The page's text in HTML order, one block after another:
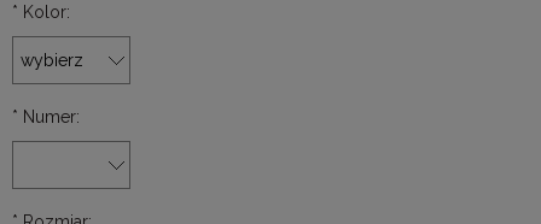
* Kolor:
* Numer: